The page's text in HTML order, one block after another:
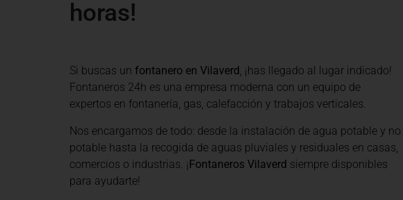
horas!
Si buscas un fontanero en Vilaverd, ¡has llegado al lugar indicado!
Fontaneros 24h es una empresa moderna con un equipo de
expertos en fontanería, gas, calefacción y trabajos verticales.
Nos encargamos de todo: desde la instalación de agua potable y no
potable hasta la recogida de aguas pluviales y residuales en casas,
comercios o industrias. ¡Fontaneros Vilaverd siempre disponibles
para ayudarte!